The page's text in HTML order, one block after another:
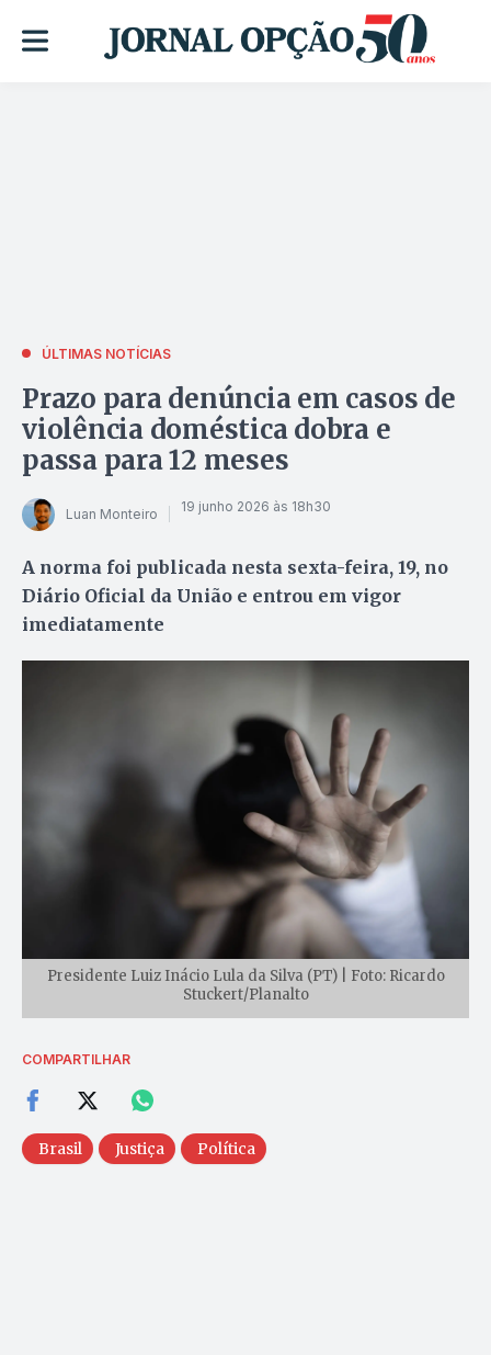
ÚLTIMAS NOTÍCIAS
Prazo para denúncia em casos de
violência doméstica dobra e
passa para 12 meses
Luan Monteiro 19 junho 2026 às 18h30
A norma foi publicada nesta sexta-feira, 19, no
Diário Oficial da União e entrou em vigor
imediatamente
Presidente Luiz Inácio Lula da Silva (PT) | Foto: Ricardo
Stuckert/Planalto
COMPARTILHAR
Brasil Justiça Política